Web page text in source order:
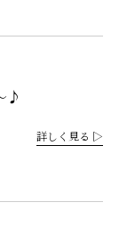
♪
詳しく見る ▷